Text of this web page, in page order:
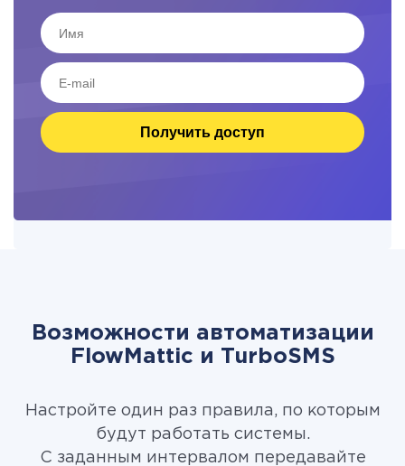
Получить доступ
Возможности автоматизации
FlowMattic и TurboSMS
Настройте один раз правила, по которым
будут работать системы.
С заданным интервалом передавайте